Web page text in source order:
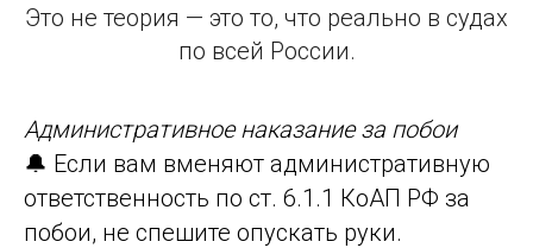
Это не теория — это то, что реально в судах
по всей России.
Административное наказание за побои
🔔 Если вам вменяют административную
ответственность по ст. 6.1.1 КоАП РФ за
побои, не спешите опускать руки.